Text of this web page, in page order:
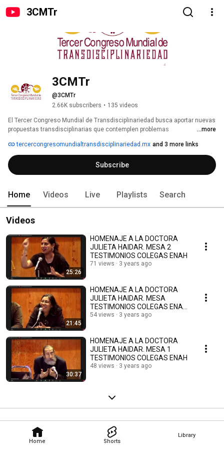
3CMTr
Home Shorts
Library
3CMTr
@3CMTr
2.66K subscribers • 135 videos
El Tercer Congreso Mundial de Transdisciplinariedad busca aportar nuevas
propuestas transdisciplinarias que contemplen problemas
profundizar en problemas teórico-metodológicos.
...more
tercercongresomundialtransdisciplinariedad.mx and 3 more links
Subscribe
Home Videos Live Playlists Search
Videos
25:26
HOMENAJE A LA DOCTORA
JULIETA HAIDAR. MESA 2
TESTIMONIOS COLEGAS ENAH
71 views 3 years ago
21:45
HOMENAJE A LA DOCTORA
JULIETA HAIDAR. MESA
TESTIMONIOS COLEGAS ENAH
/ UAM
54 views 3 years ago
30:37
HOMENAJE A LA DOCTORA
JULIETA HAIDAR. MESA 1
TESTIMONIOS COLEGAS ENAH
48 views 3 years ago